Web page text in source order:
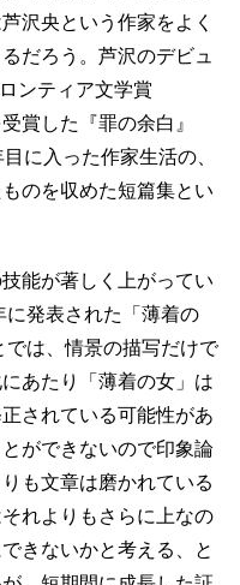
沢央という作家をよく
だろう。芦沢のデビュ
ンティア文学賞
賞した『罪の余白』
に入った作家生活の、
のを収めた短篇集とい
能が著しく上がってい
に発表された「薄着の
は、情景の描写だけで
あたり「薄着の女」は
されている可能性があ
ができないので印象論
も文章は磨かれている
れよりもさらに上なの
きないかと考える、と